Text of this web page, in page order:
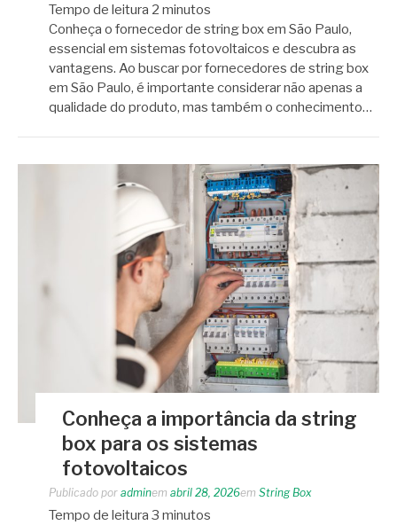
Tempo de leitura 2 minutos
Conheça o fornecedor de string box em São Paulo,
essencial em sistemas fotovoltaicos e descubra as
vantagens. Ao buscar por fornecedores de string box
em São Paulo, é importante considerar não apenas a
qualidade do produto, mas também o conhecimento…
Conheça a importância da string
box para os sistemas
fotovoltaicos
Publicado por adminem abril 28, 2026em String Box
Tempo de leitura 3 minutos